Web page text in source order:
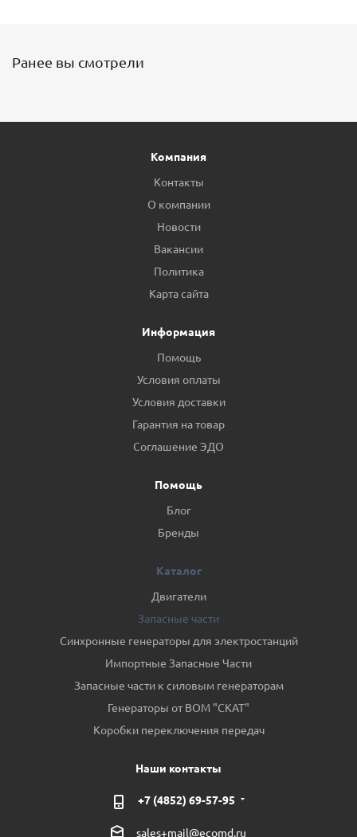
Ранее вы смотрели
Компания
Контакты
О компании
Новости
Вакансии
Политика
Карта сайта
Информация
Помощь
Условия оплаты
Условия доставки
Гарантия на товар
Соглашение ЭДО
Помощь
Блог
Бренды
Каталог
Двигатели
Запасные части
Синхронные генераторы для электростанций
Импортные Запасные Части
Запасные части к силовым генераторам
Генераторы от ВОМ "СКАТ"
Коробки переключения передач
Наши контакты
+7 (4852) 69-57-95
sales+mail@ecomd.ru